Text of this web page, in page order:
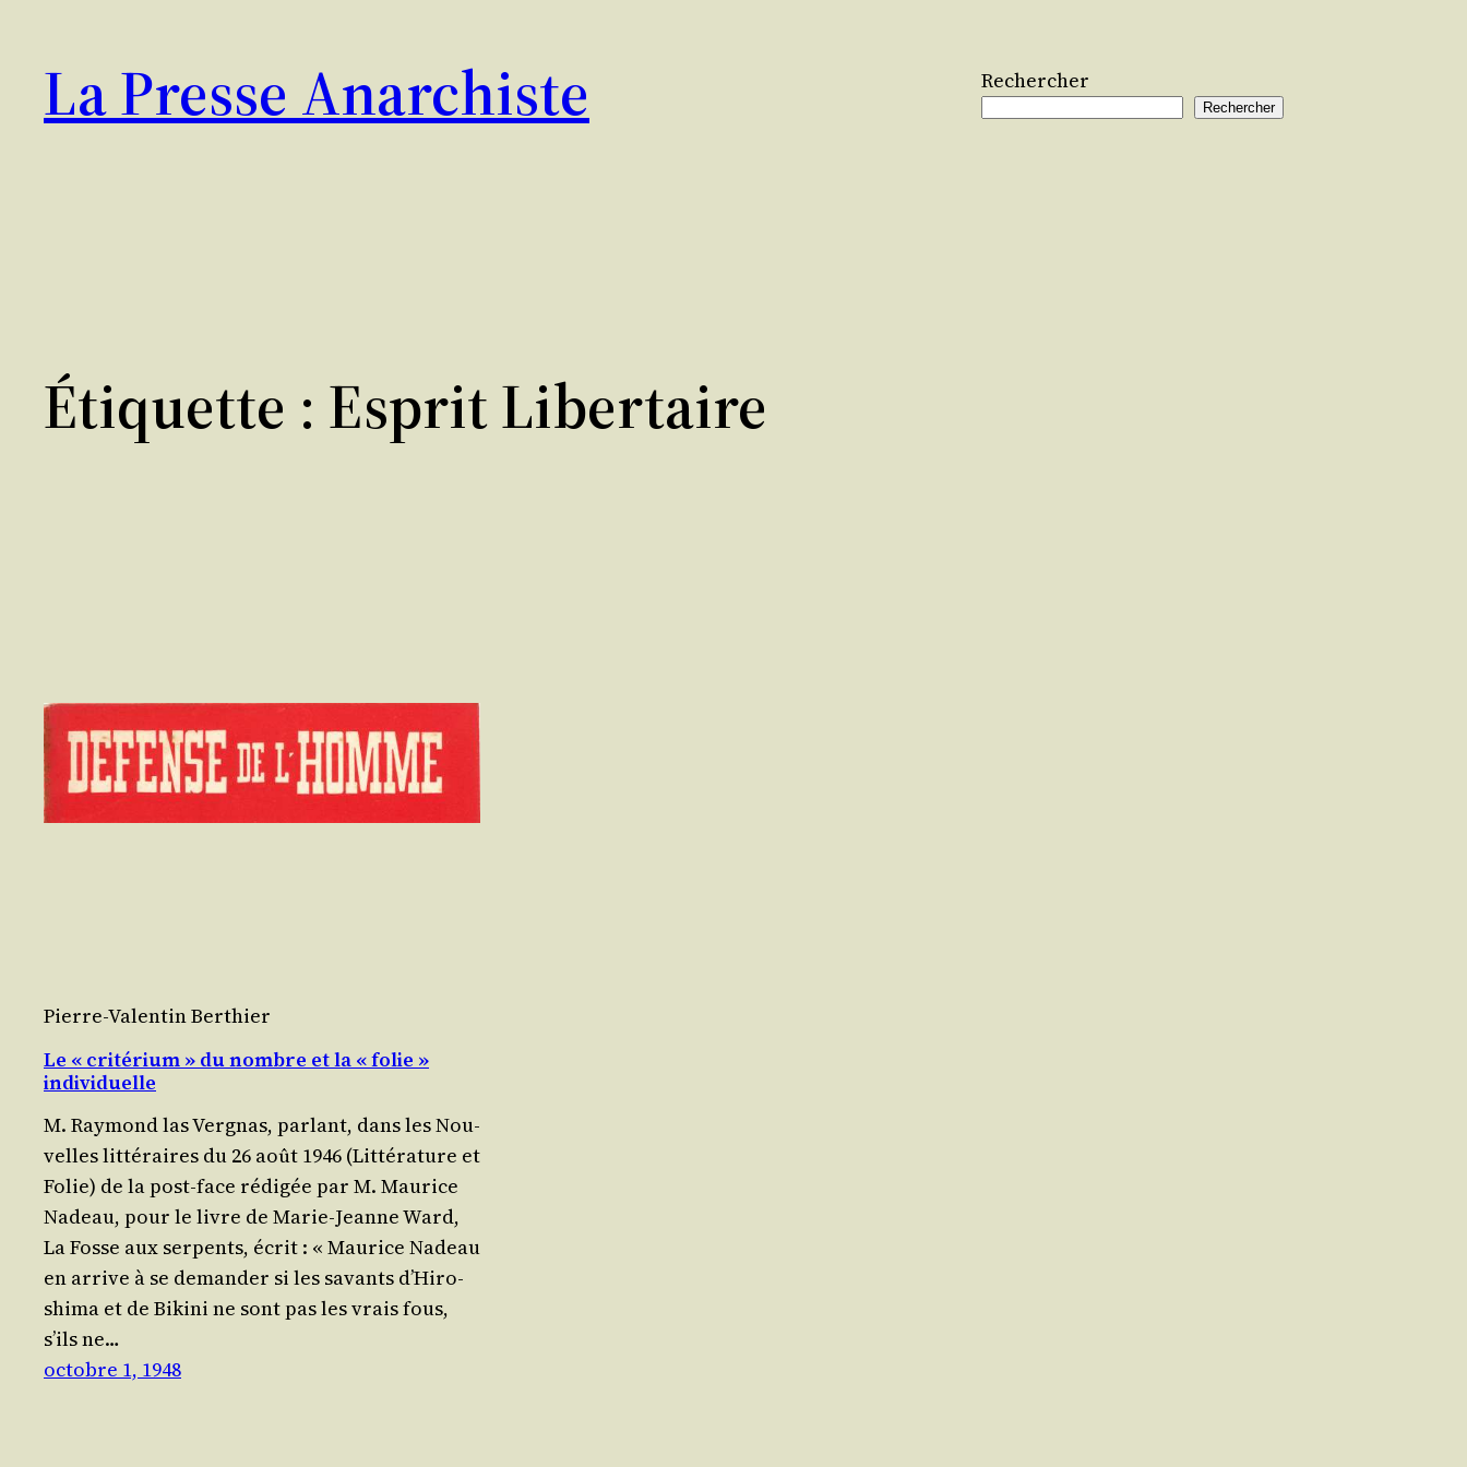
contenu
La Presse Anarchiste Rechercher
Rechercher
Étiquette : Esprit Libertaire
Pierre-Valentin Berthier
Le « critérium » du nombre et la « folie »
individuelle
M. Ray­mond las Ver­gnas, par­lant, dans les Nou­
velles lit­té­raires du 26 août 1946 (Lit­té­ra­ture et
Folie) de la post-face rédi­gée par M. Mau­rice
Nadeau, pour le livre de Marie-Jeanne Ward,
La Fosse aux ser­pents, écrit : « Mau­rice Nadeau
en arrive à se deman­der si les savants d’Hi­ro­
shi­ma et de Biki­ni ne sont pas les vrais fous,
s’ils ne…
octobre 1, 1948